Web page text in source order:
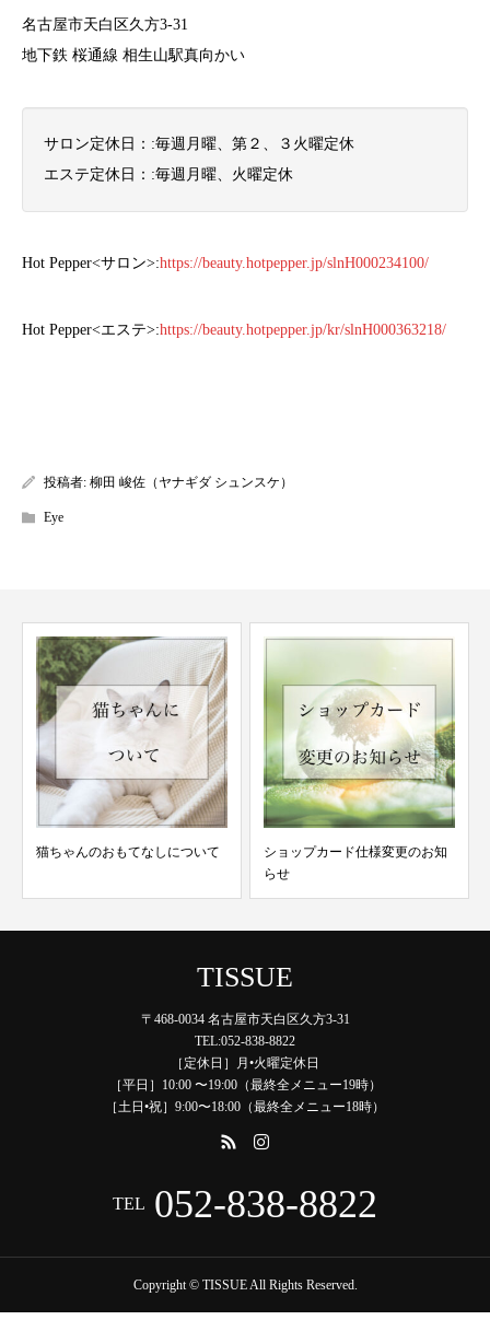
名古屋市天白区久方3-31
地下鉄 桜通線 相生山駅真向かい
サロン定休日： :毎週月曜、第２、３火曜定休
エステ定休日： :毎週月曜、火曜定休
Hot Pepper<サロン>:https://beauty.hotpepper.jp/slnH000234100/
Hot Pepper<エステ>:https://beauty.hotpepper.jp/kr/slnH000363218/
投稿者: 柳田 峻佐（ヤナギダ シュンスケ）
Eye
ショップカード仕様変更のお知
2024年脱毛キャンペーン
TISSUE
〒468-0034 名古屋市天白区久方3-31
TEL:052-838-8822
［定休日］月•火曜定休日
［平日］10:00 〜19:00（最終全メニュー19時）
［土日•祝］9:00〜18:00（最終全メニュー18時）
TEL 052-838-8822
Copyright © TISSUE All Rights Reserved.